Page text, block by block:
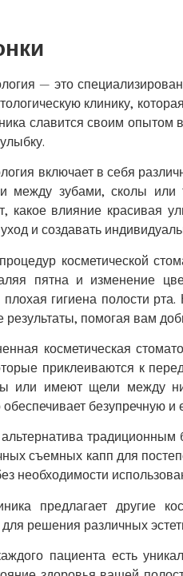
— это
клинику,
славится своим опытом
включает в себя
между зубами, сколы
какое влияние красивая
и создавать
косметической
пятна и изменение
гигиена полости
помогая вам
косметическая
приклеиваются к
или имеют щели между
безупречную и
традиционным
съемных капп для
необходимости
предлагает другие
решения различных
пациента есть